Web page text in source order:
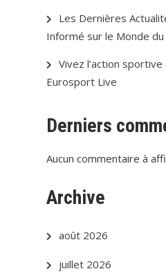
Les Dernières
Informé sur le Monde
Vivez l’action
Eurosport Live
Derniers
Aucun commentaire à
Archive
août 2026
juillet 2026